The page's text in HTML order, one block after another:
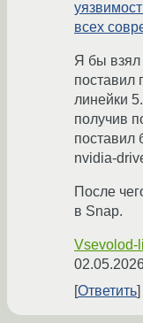
всех
Я бы взял
поставил
линейки
получив
поставил
nvidia-
После
в Snap.
Vsevolod-
Ответить